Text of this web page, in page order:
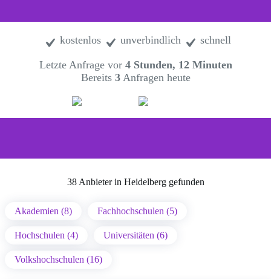
Letzte Anfrage vor 4 Stunden, 12 Minuten
Bereits 3Anfragen heute
kostenlos unverbindlich schnell
38 Anbieter in Heidelberg gefunden
Akademien (8) Fachhochschulen (5)
Hochschulen (4) Universitäten (6)
Volkshochschulen (16)